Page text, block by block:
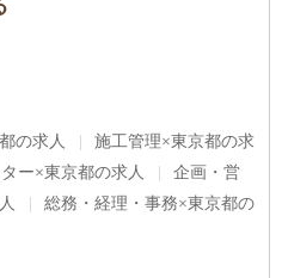
の求人
施工管理×東京都の求
ー×東京都の求人
企画・営
総務・経理・事務×東京都の